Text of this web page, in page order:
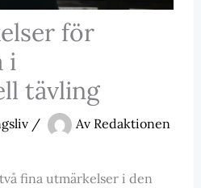
för
i
tävling
/ Av Redaktionen
fina utmärkelser i den